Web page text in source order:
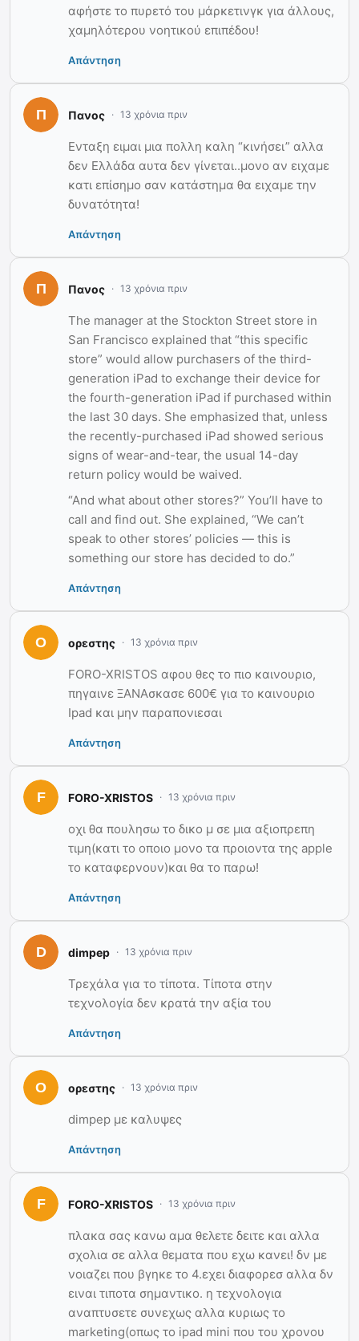
αφήστε το πυρετό του μάρκετινγκ για άλλους,
χαμηλότερου νοητικού επιπέδου!
Απάντηση
Πανος 13 χρόνια πριν
Ενταξη ειμαι μια πολλη καλη “κινήσει” αλλα
δεν Ελλάδα αυτα δεν γίνεται..μονο αν ειχαμε
κατι επίσημο σαν κατάστημα θα ειχαμε την
δυνατότητα!
Απάντηση
Πανος 13 χρόνια πριν
The manager at the Stockton Street store in
San Francisco explained that “this specific
store” would allow purchasers of the third-
generation iPad to exchange their device for
the fourth-generation iPad if purchased within
the last 30 days. She emphasized that, unless
the recently-purchased iPad showed serious
signs of wear-and-tear, the usual 14-day
return policy would be waived.
“And what about other stores?” You’ll have to
call and find out. She explained, “We can’t
speak to other stores’ policies — this is
something our store has decided to do.”
Απάντηση
ορεστης 13 χρόνια πριν
FORO-XRISTOS αφου θες το πιο καινουριο,
πηγαινε ΞΑΝΑσκασε 600€ για το καινουριο
Ipad και μην παραπονιεσαι
Απάντηση
FORO-XRISTOS 13 χρόνια πριν
οχι θα πουλησω το δικο μ σε μια αξιοπρεπη
τιμη(κατι το οποιο μονο τα προιοντα της apple
το καταφερνουν)και θα το παρω!
Απάντηση
dimpep 13 χρόνια πριν
Τρεχάλα για το τίποτα. Τίποτα στην
τεχνολογία δεν κρατά την αξία του
Απάντηση
ορεστης 13 χρόνια πριν
dimpep με καλυψες
Απάντηση
FORO-XRISTOS 13 χρόνια πριν
πλακα σας κανω αμα θελετε δειτε και αλλα
σχολια σε αλλα θεματα που εχω κανει! δν με
νοιαζει που βγηκε το 4.εχει διαφορεσ αλλα δν
ειναι τιποτα σημαντικο. η τεχνολογια
αναπτυσετε συνεχως αλλα κυριως το
marketing(οπως το ipad mini που του χρονου